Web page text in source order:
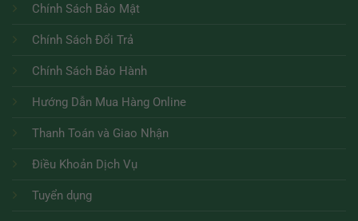
Chính Sách Bảo Mật
Chính Sách Đổi Trả
Chính Sách Bảo Hành
Hướng Dẫn Mua Hàng Online
Thanh Toán và Giao Nhận
Điều Khoản Dịch Vụ
Tuyển dụng